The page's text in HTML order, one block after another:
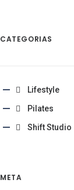
CATEGORIAS
Lifestyle
Pilates
Shift Studio
META